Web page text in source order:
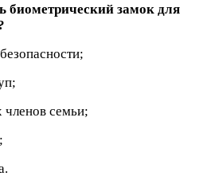
биометрический замок для
членов семьи;